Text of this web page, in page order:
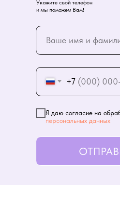
+7
Я даю согласие на
персональных данных
Укажите свой телефон
и мы поможем Вам!